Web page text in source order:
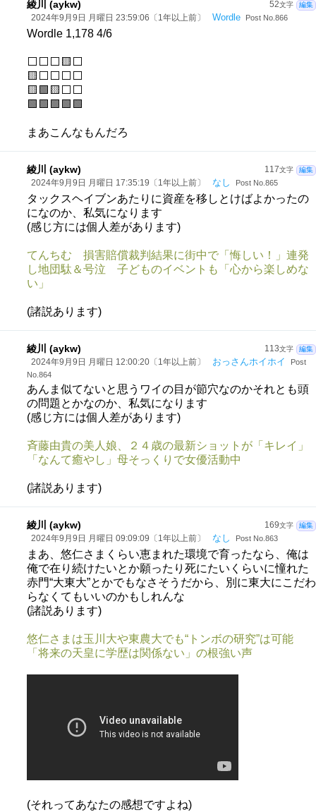
52文字 編集
綾川 (aykw)
2024年9月9日 月曜日 23:59:06〔1年以上前〕 Wordle Post No.866
Wordle 1,178 4/6
⬜⬜⬜🟨⬜
🟨⬜⬜⬜⬜
🟨🟩🟨⬜⬜
🟩🟩🟩🟩🟩
まあこんなもんだろ
117文字 編集
綾川 (aykw)
2024年9月9日 月曜日 17:35:19〔1年以上前〕 なし Post No.865
タックスヘイブンあたりに資産を移しとけばよかったの
になのか、私気になります
(感じ方には個人差があります)
てんちむ 損害賠償裁判結果に街中で「悔しい！」連発
し地団駄＆号泣 子どものイベントも「心から楽しめな
い」
(諸説あります)
113文字 編集
綾川 (aykw)
2024年9月9日 月曜日 12:00:20〔1年以上前〕 おっさんホイホイ
Post
No.864
あんま似てないと思うワイの目が節穴なのかそれとも頭
の問題とかなのか、私気になります
(感じ方には個人差があります)
斉藤由貴の美人娘、２４歳の最新ショットが「キレイ」
「なんて癒やし」母そっくりで女優活動中
(諸説あります)
169文字 編集
綾川 (aykw)
2024年9月9日 月曜日 09:09:09〔1年以上前〕 なし Post No.863
まあ、悠仁さまくらい恵まれた環境で育ったなら、俺は
俺で在り続けたいとか願ったり死にたいくらいに憧れた
赤門“大東大”とかでもなさそうだから、別に東大にこだわ
らなくてもいいのかもしれんな
(諸説あります)
悠仁さまは玉川大や東農大でも“トンボの研究”は可能
「将来の天皇に学歴は関係ない」の根強い声
(それってあなたの感想ですよね)